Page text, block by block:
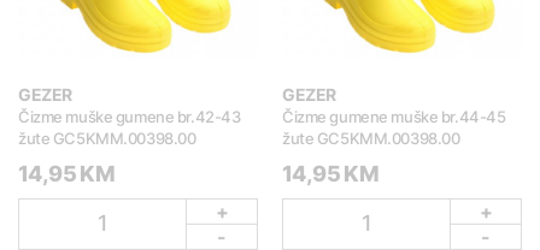
GEZER
Čizme muške gumene br.42-43
žute GC5KMM.00398.00
14,95 KM
1
+
-
GEZER
Čizme gumene muške br.44-45
žute GC5KMM.00398.00
14,95 KM
1
+
-